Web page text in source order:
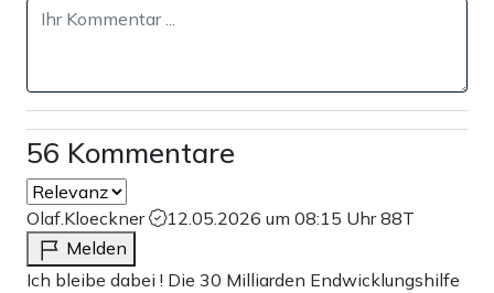
56 Kommentare
Olaf.Kloeckner 12.05.2026 um 08:15 Uhr88T
Melden
Ich bleibe dabei ! Die 30 Milliarden Endwicklungshilfe